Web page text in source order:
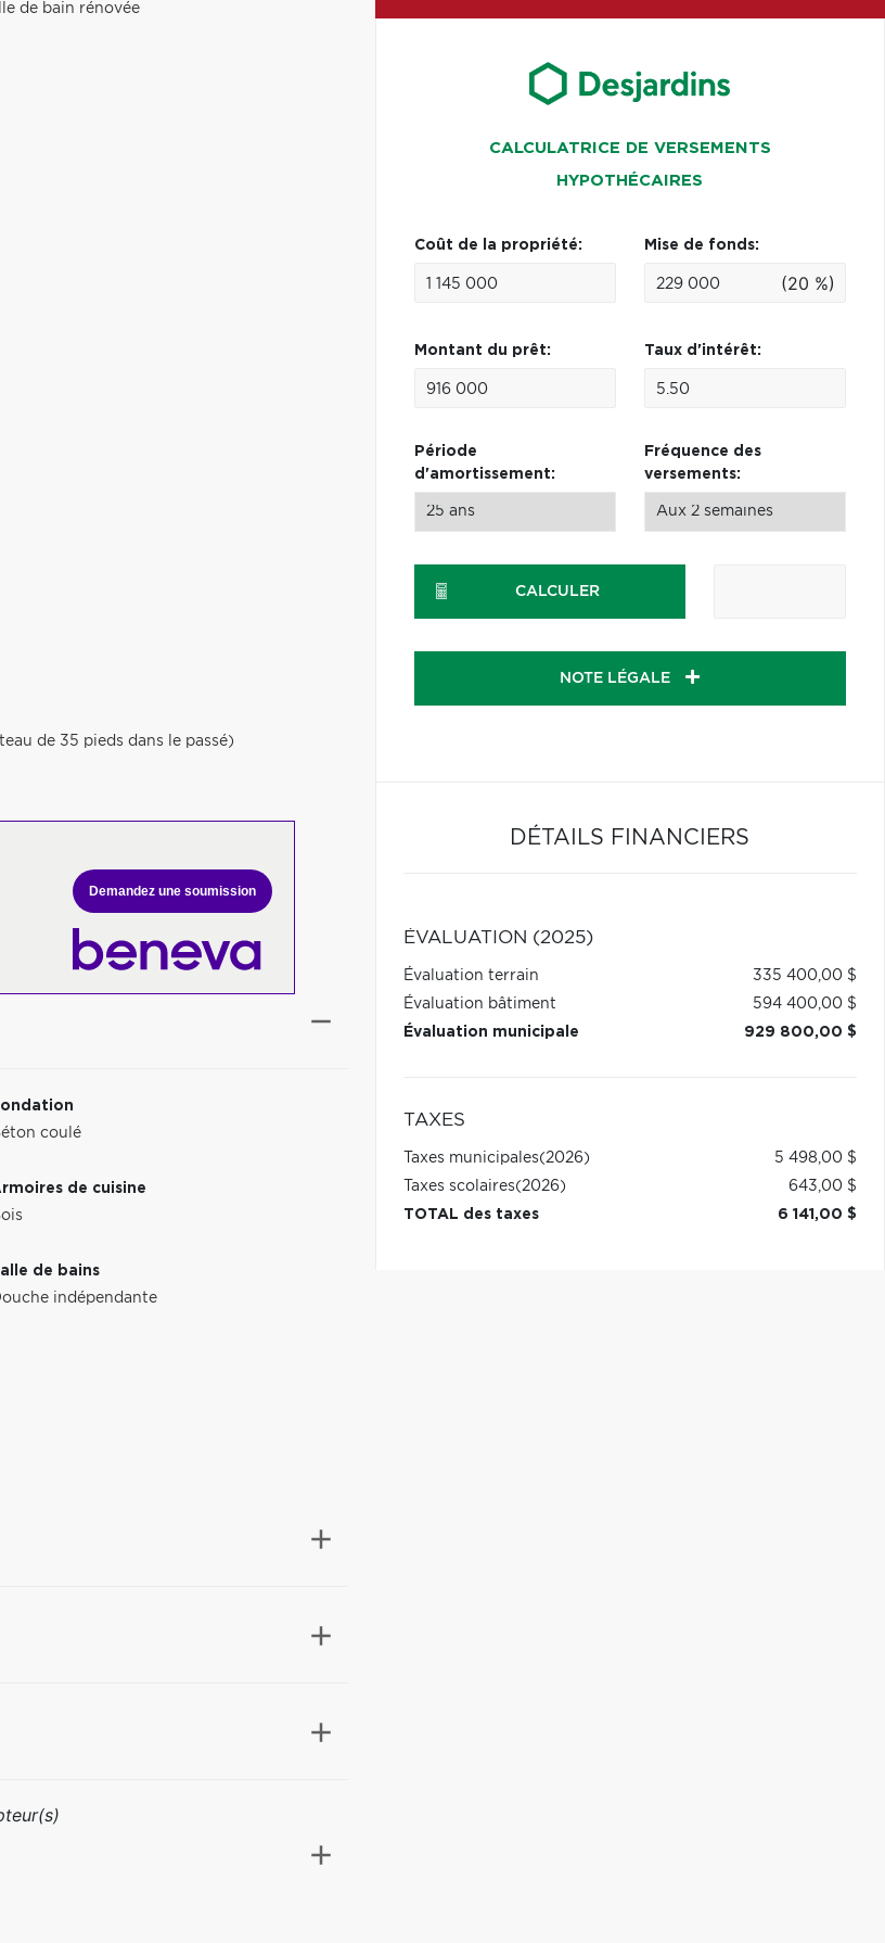
de bain rénovée
de 35 pieds dans le passé)
Demandez une soumission
coulé
de cuisine
de bains
indépendante
CALCULATRICE DE VERSEMENTS
HYPOTHÉCAIRES
Coût de la propriété: Mise de fonds:
(20 %)
Montant du prêt: Taux d'intérêt:
Période
d'amortissement:
Fréquence des
versements:
CALCULER
NOTE LÉGALE
DÉTAILS FINANCIERS
ÉVALUATION (2025)
Évaluation terrain
335 400,00 $
Évaluation bâtiment
594 400,00 $
Évaluation municipale
929 800,00 $
TAXES
Taxes municipales(2026)
5 498,00 $
Taxes scolaires(2026)
643,00 $
TOTAL des taxes
6 141,00 $